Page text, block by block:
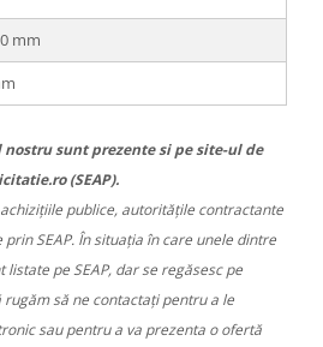
mm
sunt prezente si pe site-ul de
(SEAP).
publice, autoritățile contractante
SEAP. În situația în care unele dintre
pe SEAP, dar se regăsesc pe
să ne contactați pentru a le
sau pentru a va prezenta o ofertă